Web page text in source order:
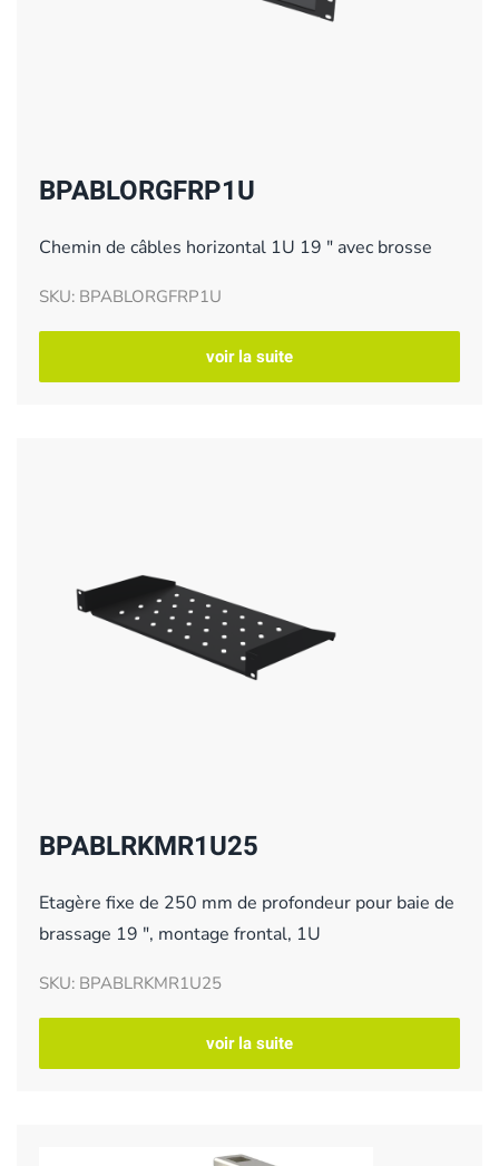
BPABLORGFRP1U
Chemin de câbles horizontal 1U 19 " avec brosse
SKU: BPABLORGFRP1U
voir la suite
BPABLRKMR1U25
Etagère fixe de 250 mm de profondeur pour baie de
brassage 19 ", montage frontal, 1U
SKU: BPABLRKMR1U25
voir la suite